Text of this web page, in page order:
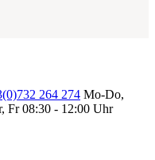
264 274 Mo-Do,
Fr 08:30 - 12:00 Uhr